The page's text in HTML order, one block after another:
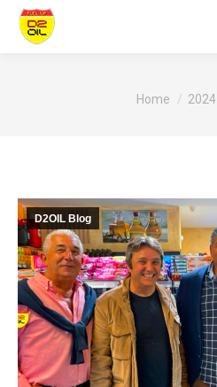
You are here:
Home 2024
D2OIL Blog